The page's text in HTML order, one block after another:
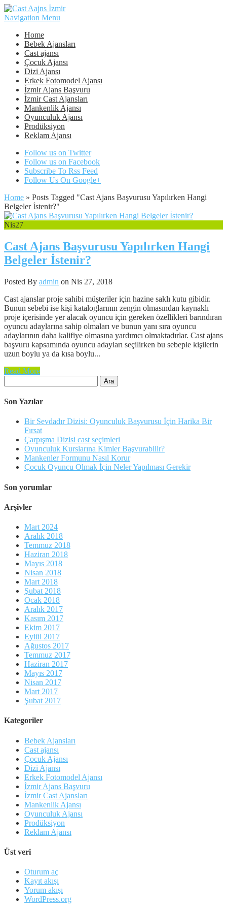
Navigation Menu
Home
Bebek Ajansları
Cast ajansı
Çocuk Ajansı
Dizi Ajansı
Erkek Fotomodel Ajansı
İzmir Ajans Başvuru
İzmir Cast Ajansları
Mankenlik Ajansı
Oyunculuk Ajansı
Prodüksiyon
Reklam Ajansı
Follow us on Twitter
Follow us on Facebook
Subscribe To Rss Feed
Follow Us On Google+
Home » Posts Tagged "Cast Ajans Başvurusu Yapılırken Hangi
Belgeler İstenir?"
Nis27
Cast Ajans Başvurusu Yapılırken Hangi
Belgeler İstenir?
Posted By admin on Nis 27, 2018
Cast ajanslar proje sahibi müşteriler için hazine saklı kutu gibidir.
Bunun sebebi ise kişi kataloglarının zengin olmasından kaynaklı
proje içerisinde yer alacak oyuncu için gereken özellikleri barındıran
oyuncu adaylarına sahip olmaları ve bunun yanı sıra oyuncu
adaylarının daha kalifiye olmasına yardımcı olmaktadırlar. Cast ajans
başvuru kapsamında oyuncu adayları seçilirken bu sebeple kişilerin
uzun boylu ya da kısa boylu...
Read More
Son Yazılar
Bir Sevdadır Dizisi: Oyunculuk Başvurusu İçin Harika Bir
Fırsat
Çarpışma Dizisi cast seçimleri
Oyunculuk Kurslarına Kimler Başvurabilir?
Mankenler Formunu Nasıl Korur
Çocuk Oyuncu Olmak İçin Neler Yapılması Gerekir
Son yorumlar
Arşivler
Mart 2024
Aralık 2018
Temmuz 2018
Haziran 2018
Mayıs 2018
Nisan 2018
Mart 2018
Şubat 2018
Ocak 2018
Aralık 2017
Kasım 2017
Ekim 2017
Eylül 2017
Ağustos 2017
Temmuz 2017
Haziran 2017
Mayıs 2017
Nisan 2017
Mart 2017
Şubat 2017
Kategoriler
Bebek Ajansları
Cast ajansı
Çocuk Ajansı
Dizi Ajansı
Erkek Fotomodel Ajansı
İzmir Ajans Başvuru
İzmir Cast Ajansları
Mankenlik Ajansı
Oyunculuk Ajansı
Prodüksiyon
Reklam Ajansı
Üst veri
Oturum aç
Kayıt akışı
Yorum akışı
WordPress.org